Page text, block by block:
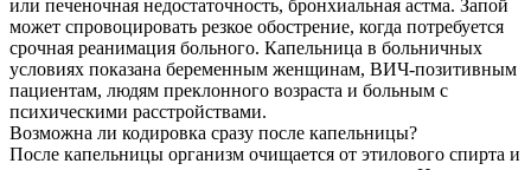
или печеночная недостаточность, бронхиальная астма. Запой
может спровоцировать резкое обострение, когда потребуется
срочная реанимация больного. Капельница в больничных
условиях показана беременным женщинам, ВИЧ-позитивным
пациентам, людям преклонного возраста и больным с
психическими расстройствами.
Возможна ли кодировка сразу после капельницы?
После капельницы организм очищается от этилового спирта и